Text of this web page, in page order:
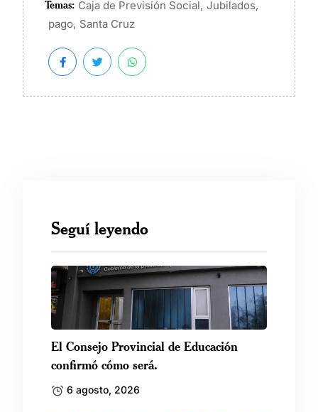
Temas: Caja de Previsión Social, Jubilados,
pago, Santa Cruz
Seguí leyendo
El Consejo Provincial de Educación
confirmó cómo será.
6 agosto, 2026